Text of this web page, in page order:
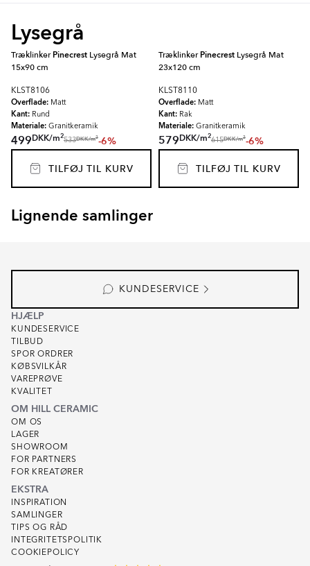
Lysegrå
TræklinkerPinecrest Lysegrå Mat
15x90 cm
KLST8106
Overflade: Matt
Kant: Rund
Materiale: Granitkeramik
499DKK/m2
533DKK/m2-6%
TILFØJ TIL KURV
TræklinkerPinecrest Lysegrå Mat
23x120 cm
KLST8110
Overflade: Matt
Kant: Rak
Materiale: Granitkeramik
579DKK/m2
615DKK/m2-6%
TILFØJ TIL KURV
Lignende samlinger
EKEBY
KUNDESERVICE
HJÆLP
KUNDESERVICE
TILBUD
SPOR ORDRER
KØBSVILKÅR
VAREPRØVE
KVALITET
OM HILL CERAMIC
OM OS
LAGER
SHOWROOM
FOR PARTNERS
FOR KREATØRER
EKSTRA
INSPIRATION
SAMLINGER
TIPS OG RÅD
INTEGRITETSPOLITIK
COOKIEPOLICY